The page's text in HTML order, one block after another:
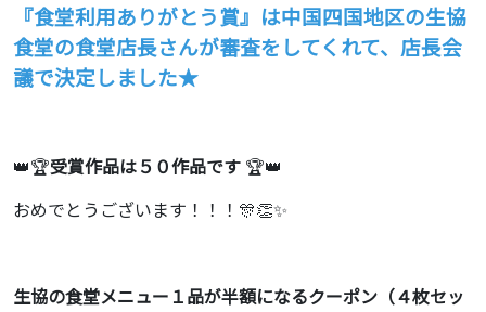
『食堂利用ありがとう賞』は中国四国地区の生協
食堂の食堂店長さんが審査をしてくれて、店長会
議で決定しました★
👑🏆受賞作品は５０作品です 🏆👑
おめでとうございます！！！🎊👏✨
生協の食堂メニュー１品が半額になるクーポン（４枚セッ